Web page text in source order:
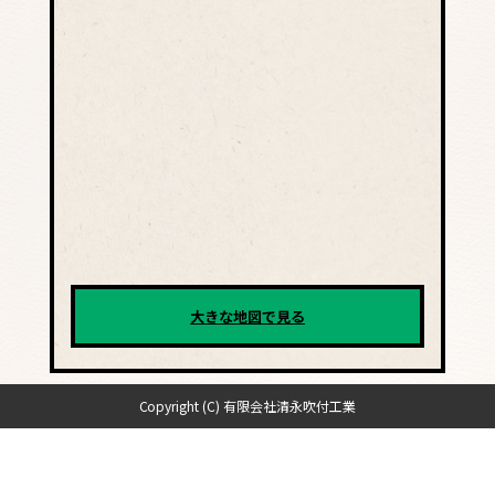
大きな地図で見る
Copyright (C) 有限会社清永吹付工業